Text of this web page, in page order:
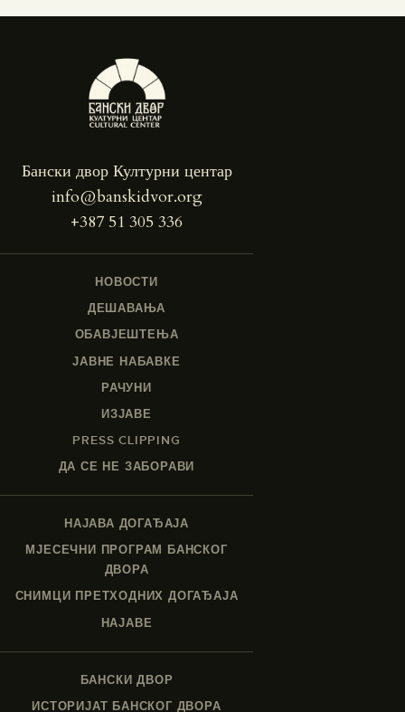
Бански двор Културни центар
info@banskidvor.org
+387 51 305 336
НОВОСТИ
ДЕШАВАЊА
ОБАВЈЕШТЕЊА
ЈАВНЕ НАБАВКЕ
РАЧУНИ
ИЗЈАВЕ
PRESS CLIPPING
ДА СЕ НЕ ЗАБОРАВИ
НАЈАВА ДОГАЂАЈА
МЈЕСЕЧНИ ПРОГРАМ БАНСКОГ
ДВОРА
СНИМЦИ ПРЕТХОДНИХ ДОГАЂАЈА
НАЈАВЕ
БАНСКИ ДВОР
ИСТОРИЈАТ БАНСКОГ ДВОРА